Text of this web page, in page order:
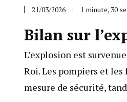
21/03/2026 1 minute, 30
Bilan sur
L’explosion est
Roi. Les pompiers et
mesure de sécurité,